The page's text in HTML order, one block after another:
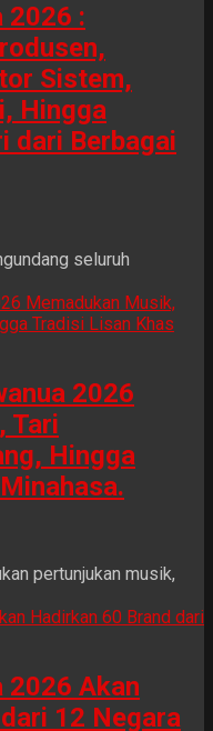
2026 :
Sistem,
Hingga
dari Berbagai
seluruh
2026
Tari
Hingga
pertunjukan musik,
2026 Akan
12 Negara